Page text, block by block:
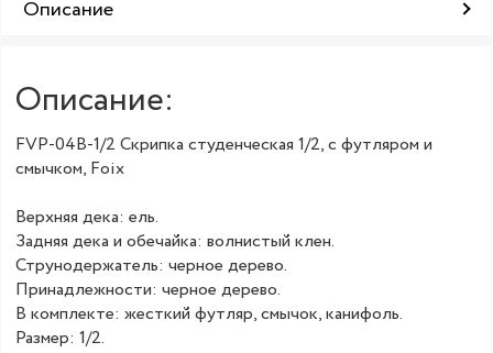
Описание
Описание:
FVP-04B-1/2 Скрипка студенческая 1/2, с футляром и
смычком, Foix
Верхняя дека: ель.
Задняя дека и обечайка: волнистый клен.
Струнодержатель: черное дерево.
Принадлежности: черное дерево.
В комплекте: жесткий футляр, смычок, канифоль.
Размер: 1/2.